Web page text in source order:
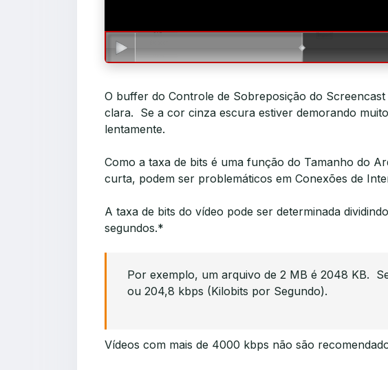
O buffer do Controle de Sobreposição do
clara. Se a cor cinza escura estiver demorando
lentamente.
Como a taxa de bits é uma função do Tamanho do
curta, podem ser problemáticos em Conexões de
A taxa de bits do vídeo pode ser determinada
segundos.*
Por exemplo, um arquivo de 2 MB é 2048 KB.
ou 204,8 kbps (Kilobits por Segundo).
Vídeos com mais de 4000 kbps não são